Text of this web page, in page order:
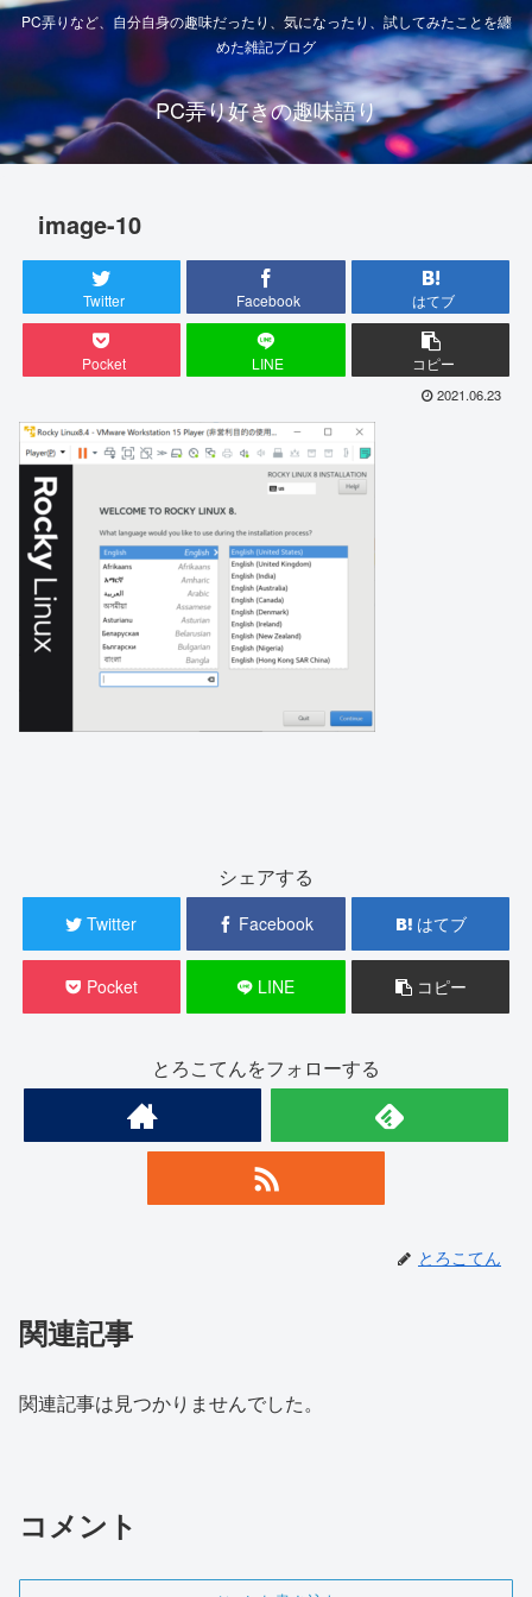
PC弄りなど、自分自身の趣味だったり、気になったり、試してみたことを纏
めた雑記ブログ
PC弄り好きの趣味語り
image-10
Twitter Facebook はてブ
Pocket LINE コピー
2021.06.23
シェアする
Twitter Facebook はてブ
Pocket LINE コピー
とろこてんをフォローする
とろこてん
関連記事
関連記事は見つかりませんでした。
コメント